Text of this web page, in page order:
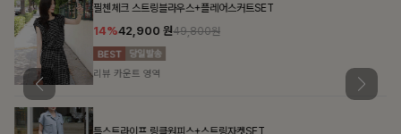
필첸체크 스트링블라우스+플레어스커트SET
14%42,900 원49,800원
리뷰 카운트 영역